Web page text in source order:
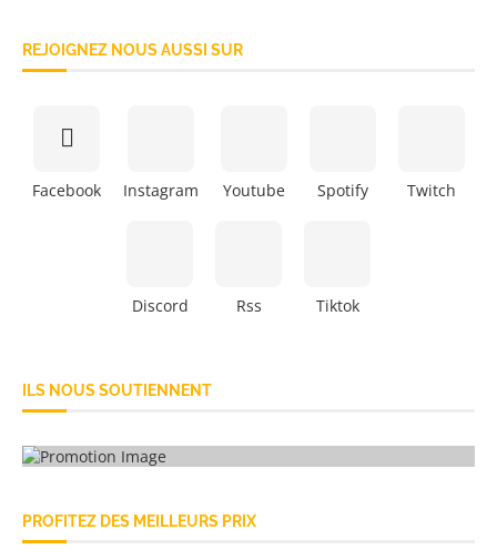
REJOIGNEZ NOUS AUSSI SUR
Facebook Instagram Youtube Spotify Twitch
Discord Rss Tiktok
ILS NOUS SOUTIENNENT
PROFITEZ DES MEILLEURS PRIX